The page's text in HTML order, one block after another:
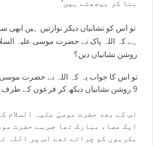
بنا کر بیجھتے ہیں’
تو اس کو نشانیاں دیکر نوازتیں ہیں ابھی
ہے کہ اللہ پاک نے حضرت موسی علیہ
روشن نشانیاں دیں؟
تو اس کا جواب یہ کہ اللہ نے حضرت موسی
9 روشن نشانیاں دیکھ کر فرعون کے طرف بیجھا۔
اس کے بعد حضرت موسیٰ علیہ السلام
ایک عصاء مبارک تھا جس سے حضرت
بکریوں کو چراتے تھے اس پر اللہ